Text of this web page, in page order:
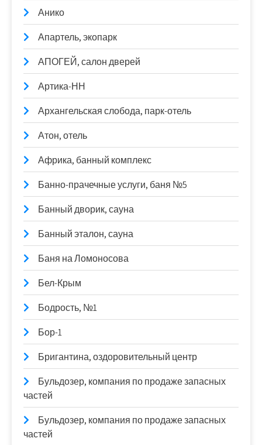
Анико
Апартель, экопарк
АПОГЕЙ, салон дверей
Артика-НН
Архангельская слобода, парк-отель
Атон, отель
Африка, банный комплекс
Банно-прачечные услуги, баня №5
Банный дворик, сауна
Банный эталон, сауна
Баня на Ломоносова
Бел-Крым
Бодрость, №1
Бор-1
Бригантина, оздоровительный центр
Бульдозер, компания по продаже запасных
частей
Бульдозер, компания по продаже запасных
частей